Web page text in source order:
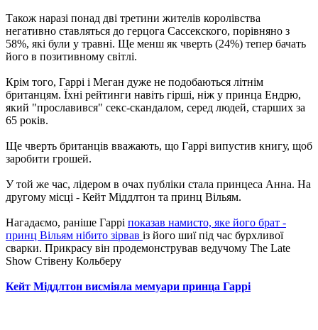
Також наразі понад дві третини жителів королівства
негативно ставляться до герцога Сассекского, порівняно з
58%, які були у травні. Ще менш як чверть (24%) тепер бачать
його в позитивному світлі.
Крім того, Гаррі і Меган дуже не подобаються літнім
британцям. Їхні рейтинги навіть гірші, ніж у принца Ендрю,
який "прославився" секс-скандалом, серед людей, старших за
65 років.
Ще чверть британців вважають, що Гаррі випустив книгу, щоб
заробити грошей.
У той же час, лідером в очах публіки стала принцеса Анна. На
другому місці - Кейт Міддлтон та принц Вільям.
Нагадаємо, раніше Гаррі показав намисто, яке його брат -
принц Вільям нібито зірвав із його шиї під час бурхливої
сварки. Прикрасу він продемонстрував ведучому The Late
Show Стівену Кольберу
Кейт Міддлтон висміяла мемуари принца Гаррі